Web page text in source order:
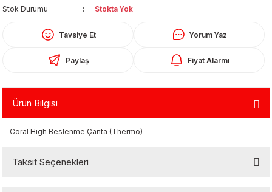
Stok Durumu
Stokta Yok
Tavsiye Et Yorum Yaz
Paylaş Fiyat Alarmı
Ürün Bilgisi
Coral High Beslenme Çanta (Thermo)
Taksit Seçenekleri